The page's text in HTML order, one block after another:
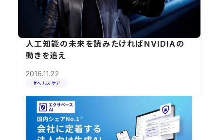
人工知能の未来を読みたければNVIDIAの
動きを追え
2016.11.22
#ヘルスケア